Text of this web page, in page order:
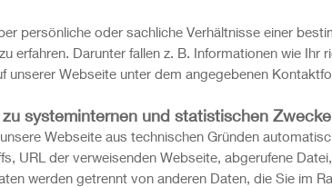
persönliche oder sachliche Verhältnisse einer
erfahren. Darunter fallen z. B. Informationen wie
unserer Webseite unter dem angegebenen
systeminternen und statistischen
Webseite aus technischen Gründen
URL der verweisenden Webseite, abgerufene
werden getrennt von anderen Daten, die Sie im